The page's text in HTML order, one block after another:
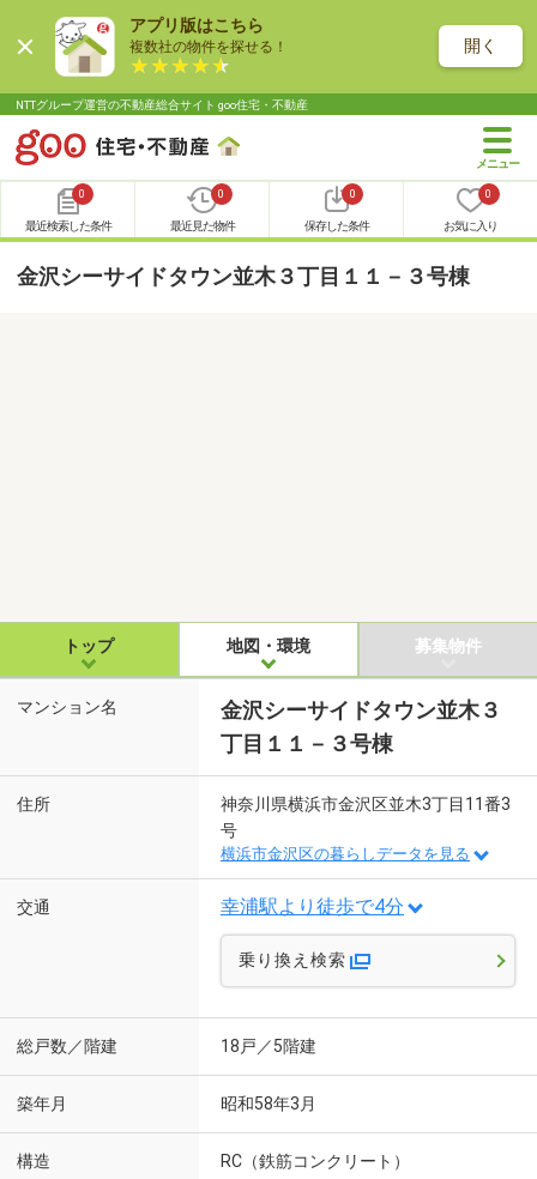
アプリ版はこちら
複数社の物件を探せる！ 開く
NTTグループ運営の不動産総合サイト goo住宅・不動産
0
最近検索した条件
0
最近見た物件
0
保存した条件
0
お気に入り
金沢シーサイドタウン並木３丁目１１－３号棟
トップ 地図・環境 募集物件
マンション名
金沢シーサイドタウン並木３
丁目１１－３号棟
住所
神奈川県横浜市金沢区並木3丁目11番3
号
横浜市金沢区の暮らしデータを見る
交通 幸浦駅より徒歩で4分
乗り換え検索
総戸数／階建 18戸／5階建
築年月 昭和58年3月
構造 RC（鉄筋コンクリート）